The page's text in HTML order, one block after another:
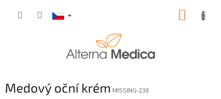
Medový oční krém MISSING-238